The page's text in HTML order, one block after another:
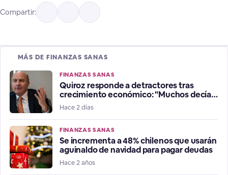
Compartir:
MÁS DE FINANZAS SANAS
FINANZAS SANAS
Quiroz responde a detractores tras
crecimiento económico: "Muchos decían
que estábamos en recesión"
Hace 2 días
FINANZAS SANAS
Se incrementa a 48% chilenos que usarán
aguinaldo de navidad para pagar deudas
Hace 2 años